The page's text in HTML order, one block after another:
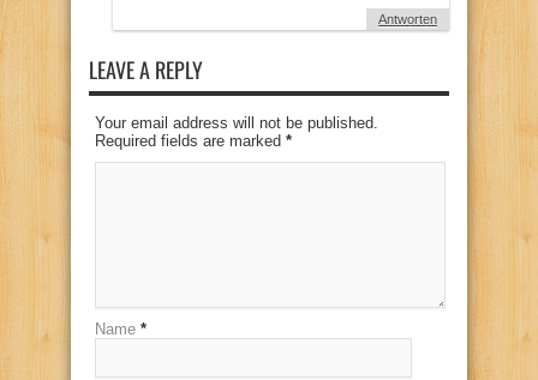
Antworten
LEAVE A REPLY
Your email address will not be published.
Required fields are marked *
Name *